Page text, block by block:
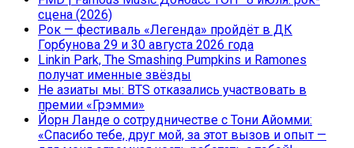
сцена (2026)
Рок — фестиваль «Легенда» пройдёт в ДК
Горбунова 29 и 30 августа 2026 года
Linkin Park, The Smashing Pumpkins и Ramones
получат именные звёзды
Не азиаты мы: BTS отказались участвовать в
премии «Грэмми»
Йорн Ланде о сотрудничестве с Тони Айомми:
«Спасибо тебе, друг мой, за этот вызов и опыт —